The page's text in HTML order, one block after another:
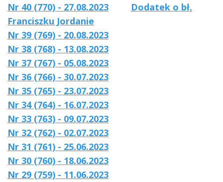
Nr 40 (770) - 27.08.2023
Dodatek o bł.
Franciszku Jordanie
Nr 39 (769) - 20.08.2023
Nr 38 (768) - 13.08.2023
Nr 37 (767) - 05.08.2023
Nr 36 (766) - 30.07.2023
Nr 35 (765) - 23.07.2023
Nr 34 (764) - 16.07.2023
Nr 33 (763) - 09.07.2023
Nr 32 (762) - 02.07.2023
Nr 31 (761) - 25.06.2023
Nr 30 (760) - 18.06.2023
Nr 29 (759) - 11.06.2023